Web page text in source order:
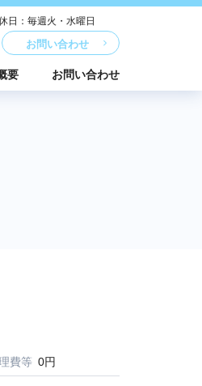
：毎週火・水曜日
お問い合わせ
要 お問い合わせ
費等 0円